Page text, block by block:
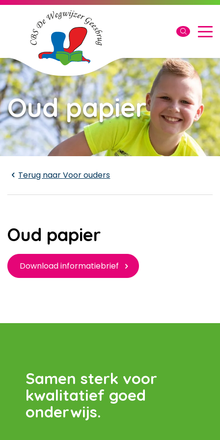
Laden...
Oud papier
Terug naarVoor ouders
Oud papier
Download informatiebrief
Samen sterk voor
kwalitatief goed
onderwijs.